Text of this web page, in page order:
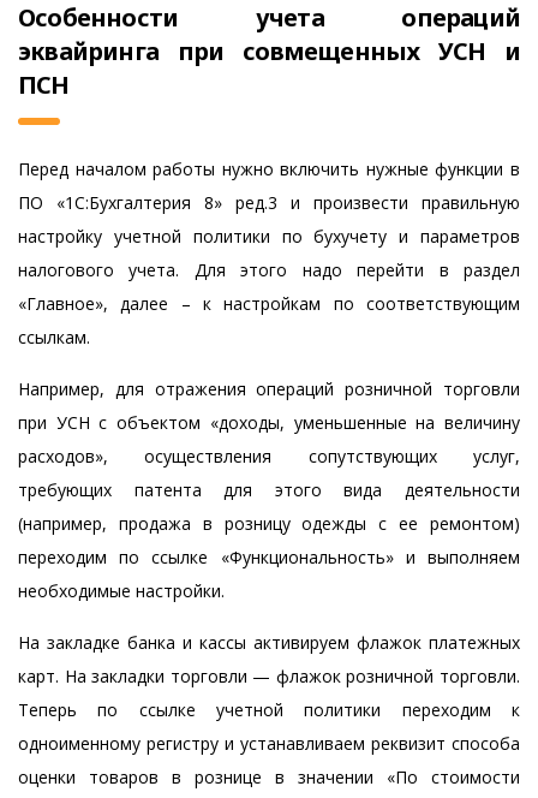
Особенности учета операций
эквайринга при совмещенных УСН и
ПСН
Перед началом работы нужно включить нужные функции в
ПО «1С:Бухгалтерия 8» ред.3 и произвести правильную
настройку учетной политики по бухучету и параметров
налогового учета. Для этого надо перейти в раздел
«Главное», далее – к настройкам по соответствующим
ссылкам.
Например, для отражения операций розничной торговли
при УСН с объектом «доходы, уменьшенные на величину
расходов», осуществления сопутствующих услуг,
требующих патента для этого вида деятельности
(например, продажа в розницу одежды с ее ремонтом)
переходим по ссылке «Функциональность» и выполняем
необходимые настройки.
На закладке банка и кассы активируем флажок платежных
карт. На закладки торговли — флажок розничной торговли.
Теперь по ссылке учетной политики переходим к
одноименному регистру и устанавливаем реквизит способа
оценки товаров в рознице в значении «По стоимости